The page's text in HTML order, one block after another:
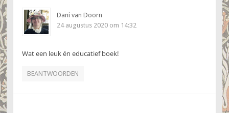
Dani van Doorn
24 augustus 2020 om 14:32
Wat een leuk én educatief boek!
BEANTWOORDEN